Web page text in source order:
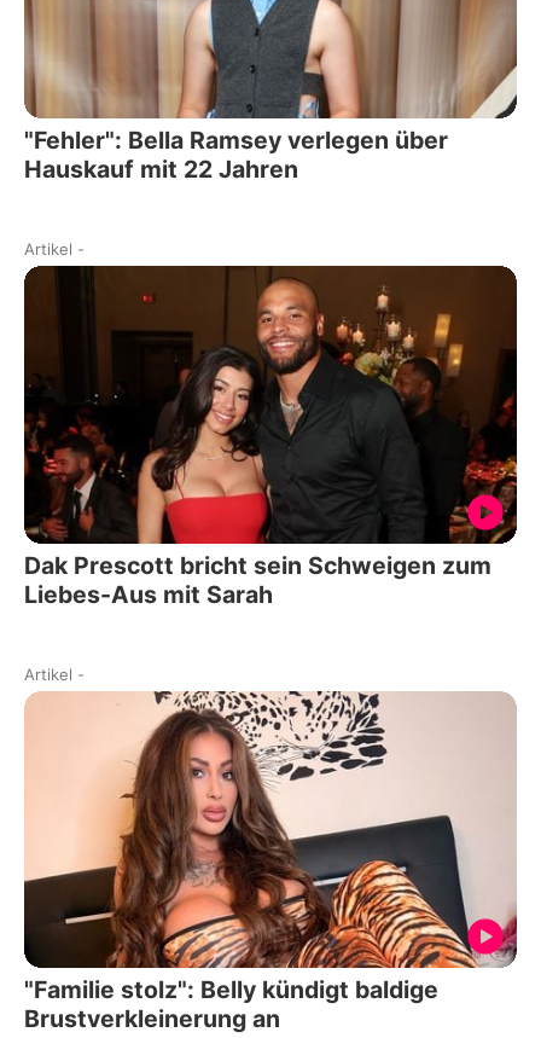
"Fehler": Bella Ramsey verlegen über
Hauskauf mit 22 Jahren
Artikel -
Dak Prescott bricht sein Schweigen zum
Liebes-Aus mit Sarah
Artikel -
"Familie stolz": Belly kündigt baldige
Brustverkleinerung an